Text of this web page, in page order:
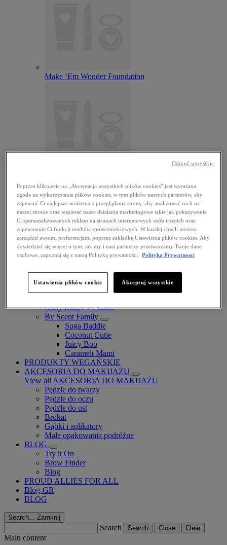
Make ‘Em Wonder Foundation
Fat Cheeks
BODY
Body Butter + Lotion
By Scent Family
Suga Baddie
Coconut Cutie
Juicy Boo
Caramelt Mami
PRODUKTY WEGAŃSKIE
AKCESORIA DO MAKIJAŻU
View all AKCESORIA DO MAKIJAŻU
Pędzle do twarzy
Pędzle do oczu
Pędzle do ust
Brokat
Gąbki i aplikatory
Małe opakowania podróżne
BLOG
Try it On
Brow Finder
Blog
PROUD ALLIES FOR ALL
Blog-GR
BLOG
Search... Zamknij
Search Search Close Clear
Main content
Poprzez klikniecie na „Akceptacja wszystkich plików cookies” jest wyrażana
zgoda na wykorzystanie plików cookies, w tym plików naszych partnerów, aby
zapewnić Ci najlepsze wrażenia z przeglądania strony, aby analizować ruch na
naszej stronie oraz wspierać nasze działania marketingowe takie jak pokazywanie
Ci spersonalizowanych reklam na stronach internetowych osób trzecich oraz
zapewnienie Ci funkcji mediów społecznościowych. W każdej chwili możesz
zarządzić swoimi preferencjami poprzez zakładkę Ustawienia plików cookies. Aby
dowiedzieć się więcej o tym, jak my i nasi partnerzy przetwarzamy Twoje dane
osobowe, zapoznaj się z naszą Polityką prywatności. Polityka Prywatnosci
Ustawienia plików cookie Akceptuj wszystkie
Odrzuć wszystkie